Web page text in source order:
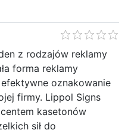
z rodzajów reklamy
forma reklamy
oznakowanie
firmy. Lippol Signs
kasetonów
sił do